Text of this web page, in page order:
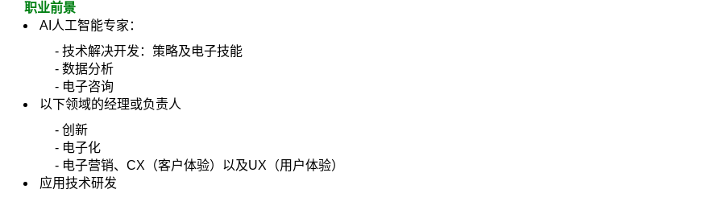
职业前景
AI人工智能专家：
- 技术解决开发：策略及电子技能
- 数据分析
- 电子咨询
以下领域的经理或负责人
- 创新
- 电子化
- 电子营销、CX（客户体验）以及UX（用户体验）
应用技术研发